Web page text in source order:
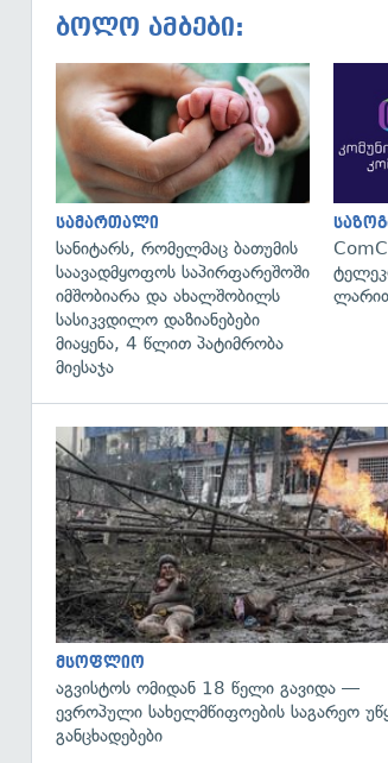
ბოლო ამბები:
სამართალი
სანიტარს, რომელმაც ბათუმის
საავადმყოფოს საპირფარეშოში
იმშობიარა და ახალშობილს
სასიკვდილო დაზიანებები
მიაყენა, 4 წლით პატიმრობა
მიესაჯა
მსოფლიო
აგვისტოს ომიდან 18 წელი გავიდა —
ევროპული სახელმწიფოების საგარეო
განცხადებები